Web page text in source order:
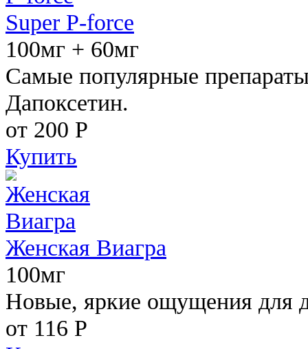
Super P-force
100мг + 60мг
Самые популярные
Дапоксетин.
от 200 Р
Купить
Женская Виагра
100мг
Новые, яркие ощущения для
от 116 Р